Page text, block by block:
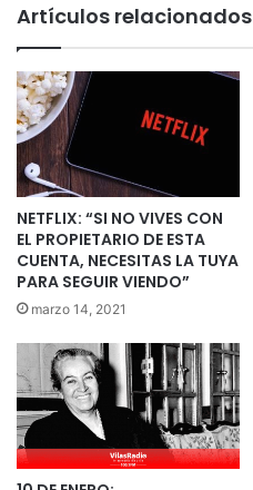
Artículos relacionados
NETFLIX: “SI NO VIVES CON
EL PROPIETARIO DE ESTA
CUENTA, NECESITAS LA TUYA
PARA SEGUIR VIENDO”
marzo 14, 2021